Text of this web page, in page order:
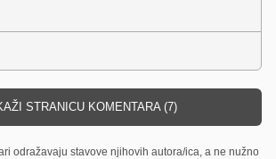
STRANICU KOMENTARA (7)
odražavaju stavove njihovih autora/ica, a ne nužno